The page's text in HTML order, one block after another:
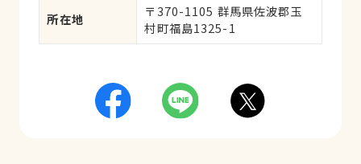
所在地
〒370-1105 群馬県佐波郡玉
村町福島1325-1